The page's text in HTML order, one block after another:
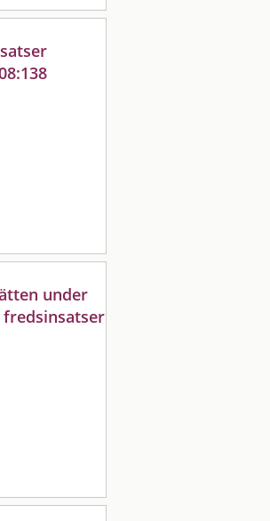
under